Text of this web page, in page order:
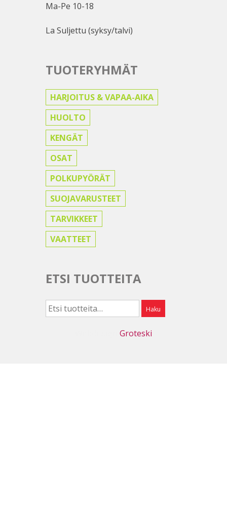
Ma-Pe 10-18
La Suljettu (syksy/talvi)
TUOTERYHMÄT
HARJOITUS & VAPAA-AIKA
HUOLTO
KENGÄT
OSAT
POLKUPYÖRÄT
SUOJAVARUSTEET
TARVIKKEET
VAATTEET
ETSI TUOTTEITA
Etsi: Haku
Groteski